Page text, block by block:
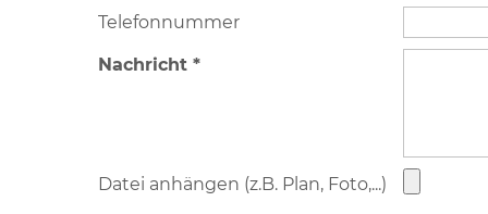
Telefonnummer
Nachricht *
Datei anhängen (z.B. Plan, Foto,...)